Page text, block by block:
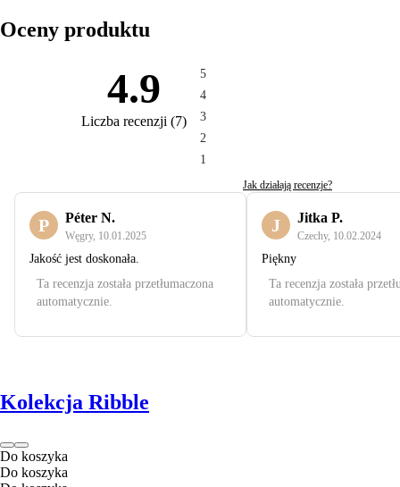
Oceny produktu
4.9
Liczba recenzji (7)
5
4
3
2
1
Jak działają recenzje?
P Péter N.
Węgry, 10.01.2025
Jakość jest doskonała.
Ta recenzja została przetłumaczona
automatycznie.
J Jitka P.
Czechy, 10.02.2024
Piękny
Ta recenzja została
automatycznie.
Kolekcja Ribble
Do koszyka
Do koszyka